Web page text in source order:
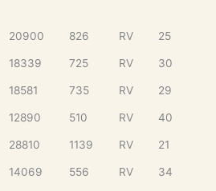
20900 826 RV 25
18339 725 RV 30
18581 735 RV 29
12890 510 RV 40
28810 1139 RV 21
14069 556 RV 34